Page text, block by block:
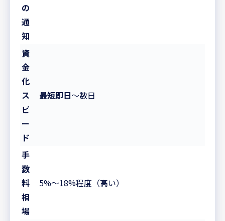
の
通
知
資
金
化
ス
ピ
ー
ド
最短即日〜数日
手
数
料
相
場
5%〜18%程度（高い）